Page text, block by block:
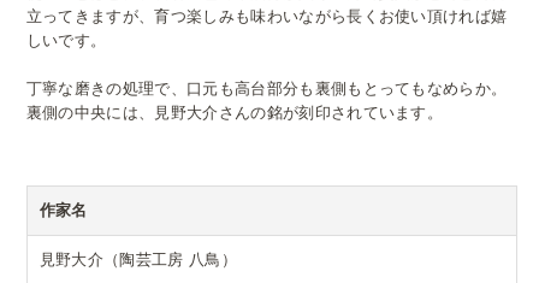
立ってきますが、育つ楽しみも味わいながら長くお使い頂ければ嬉
しいです。
丁寧な磨きの処理で、口元も高台部分も裏側もとってもなめらか。
裏側の中央には、見野大介さんの銘が刻印されています。
作家名
見野大介（陶芸工房 八鳥）